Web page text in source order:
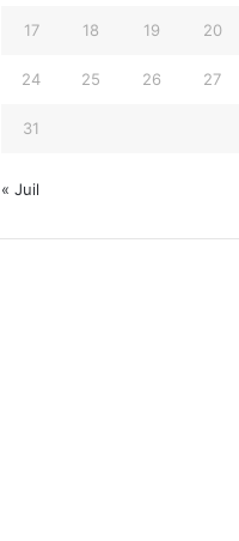
17 18 19 20
24 25 26 27
31
« Juil